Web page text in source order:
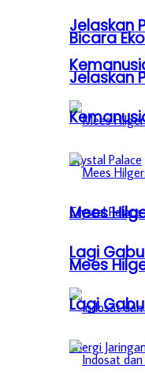
Jelaskan
Mees
Lagi
Bicara
Jelaskan
Mees
Lagi